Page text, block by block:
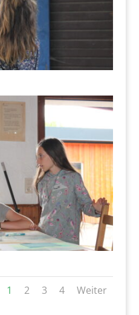
1 2 3 4 Weiter